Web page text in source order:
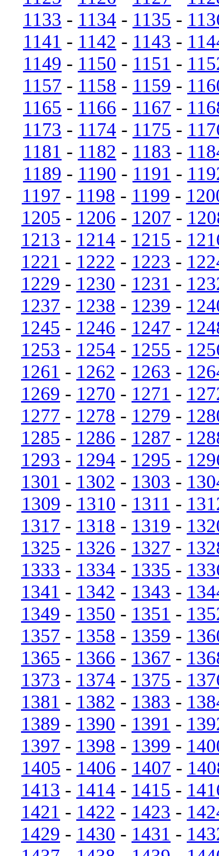
1133 - 1134 - 1135 -
1141 - 1142 - 1143 -
1149 - 1150 - 1151 -
1157 - 1158 - 1159 -
1165 - 1166 - 1167 -
1173 - 1174 - 1175 -
1181 - 1182 - 1183 -
1189 - 1190 - 1191 -
1197 - 1198 - 1199 -
1205 - 1206 - 1207 -
1213 - 1214 - 1215 -
1221 - 1222 - 1223 -
1229 - 1230 - 1231 -
1237 - 1238 - 1239 -
1245 - 1246 - 1247 -
1253 - 1254 - 1255 -
1261 - 1262 - 1263 -
1269 - 1270 - 1271 -
1277 - 1278 - 1279 -
1285 - 1286 - 1287 -
1293 - 1294 - 1295 -
1301 - 1302 - 1303 -
1309 - 1310 - 1311 -
1317 - 1318 - 1319 -
1325 - 1326 - 1327 -
1333 - 1334 - 1335 -
1341 - 1342 - 1343 -
1349 - 1350 - 1351 -
1357 - 1358 - 1359 -
1365 - 1366 - 1367 -
1373 - 1374 - 1375 -
1381 - 1382 - 1383 -
1389 - 1390 - 1391 -
1397 - 1398 - 1399 -
1405 - 1406 - 1407 -
1413 - 1414 - 1415 -
1421 - 1422 - 1423 -
1429 - 1430 - 1431 -